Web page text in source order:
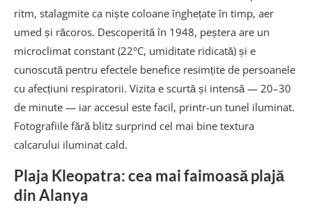
ritm, stalagmite ca niște coloane înghețate în timp, aer
umed și răcoros. Descoperită în 1948, peștera are un
microclimat constant (22°C, umiditate ridicată) și e
cunoscută pentru efectele benefice resimțite de persoanele
cu afecțiuni respiratorii. Vizita e scurtă și intensă — 20–30
de minute — iar accesul este facil, printr-un tunel iluminat.
Fotografiile fără blitz surprind cel mai bine textura
calcarului iluminat cald.
Plaja Kleopatra: cea mai faimoasă plajă
din Alanya